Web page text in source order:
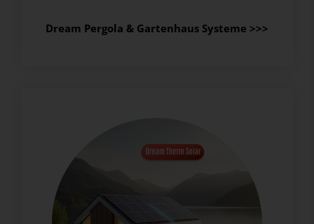
Dream Pergola & Gartenhaus Systeme >>>